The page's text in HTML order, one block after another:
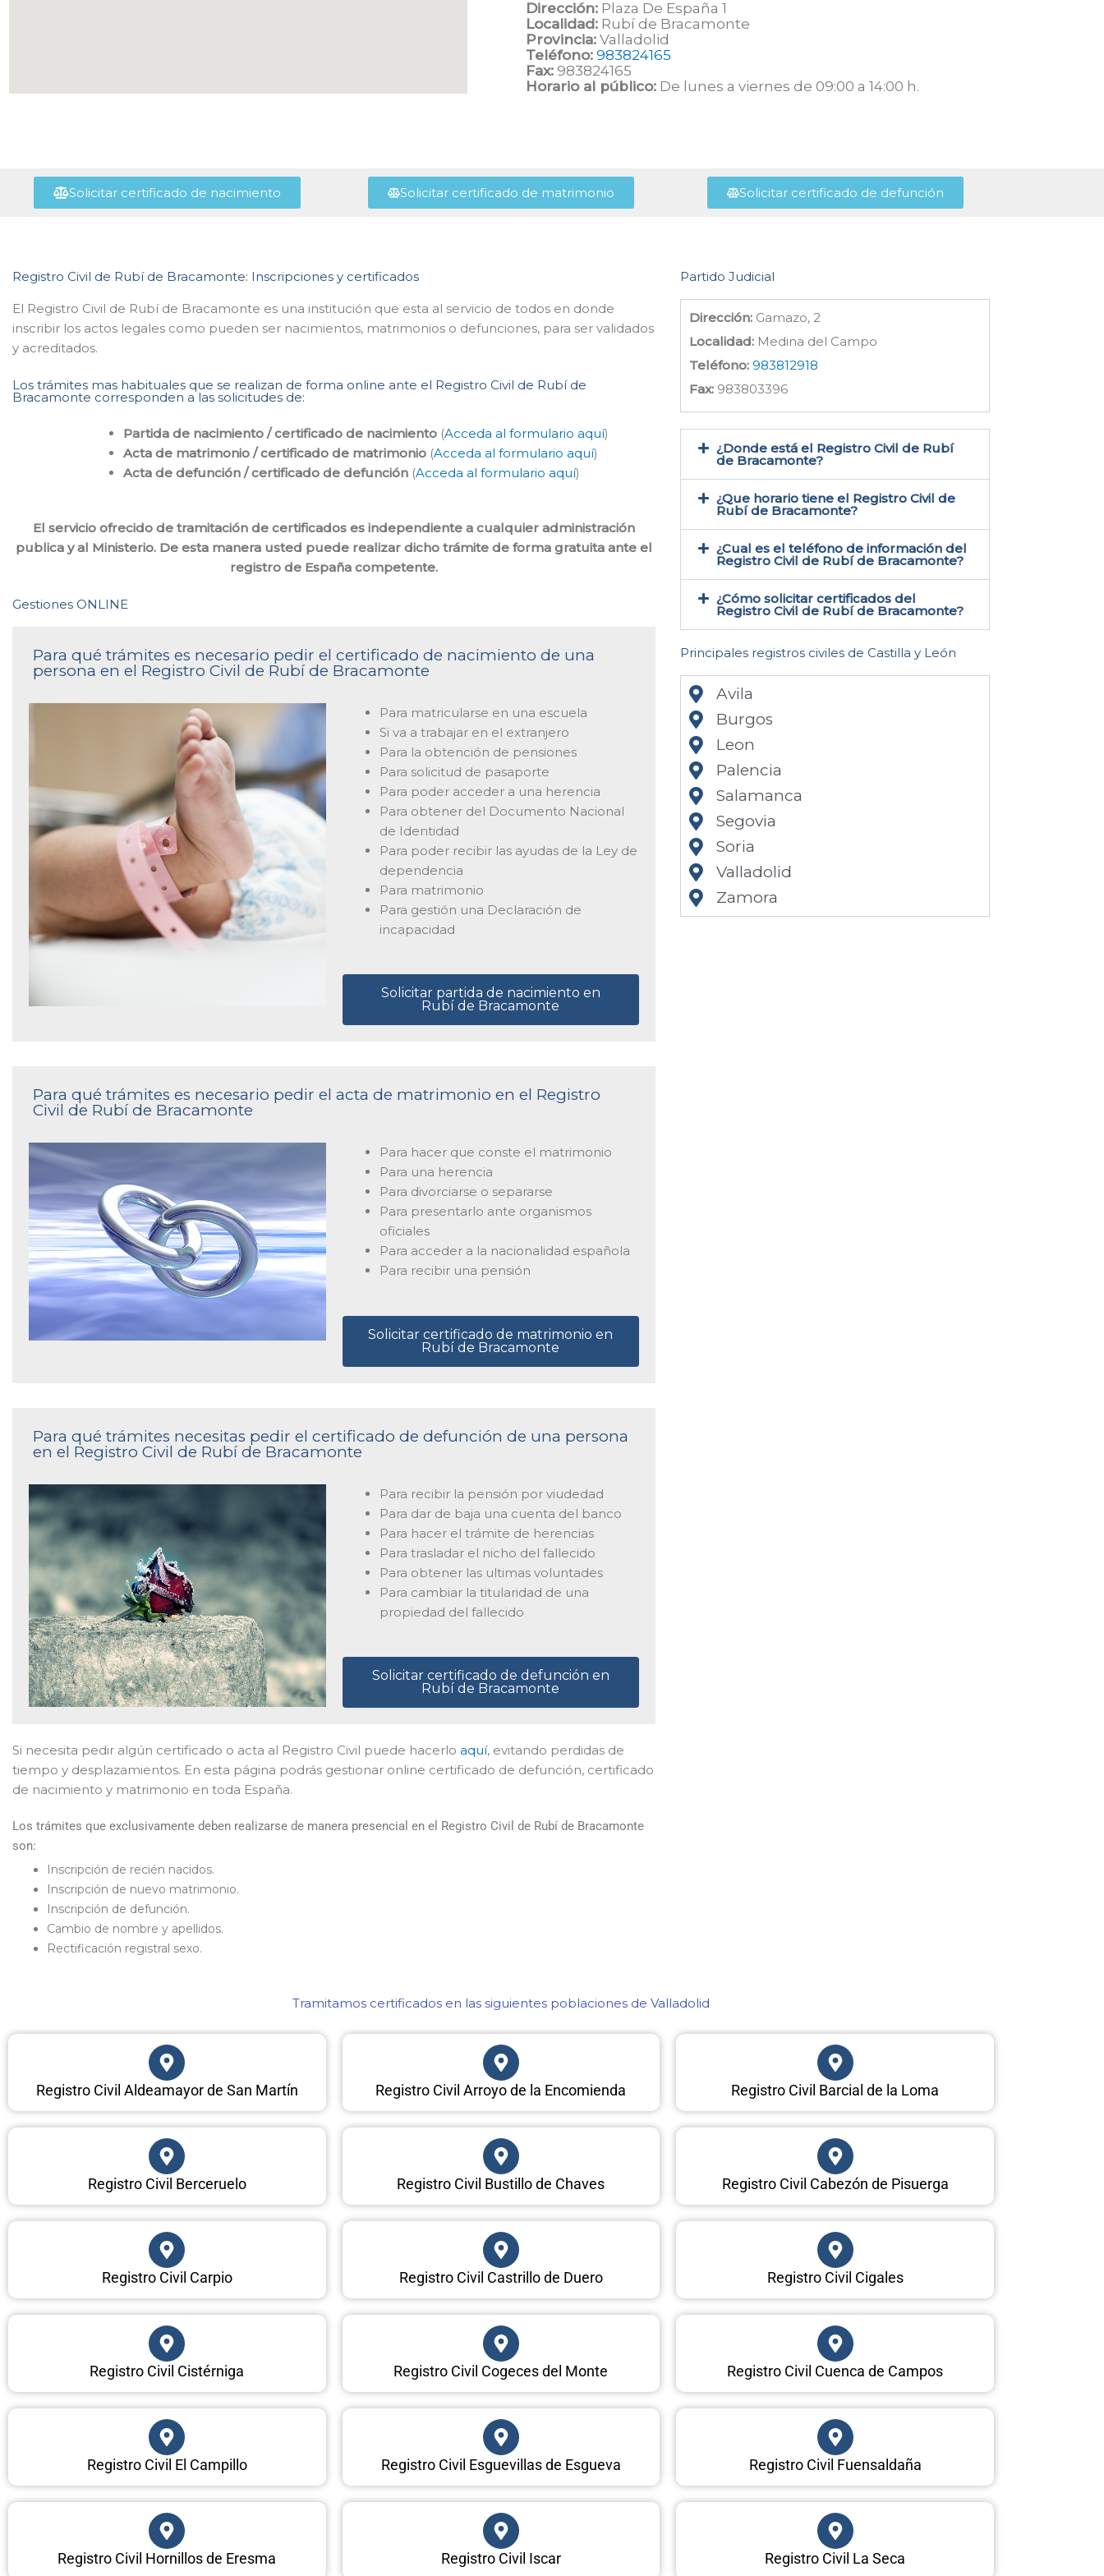
Dirección: Plaza De España 1
Localidad: Rubí de Bracamonte
Provincia: Valladolid
Teléfono: 983824165
Fax: 983824165
Horario al público: De lunes a viernes de 09:00 a 14:00 h.
Solicitar certificado de nacimiento Solicitar certificado de matrimonio Solicitar certificado de defunción
Registro Civil de Rubí de Bracamonte: Inscripciones y certificados
El Registro Civil de Rubí de Bracamonte es una institución que esta al servicio de todos en donde
inscribir los actos legales como pueden ser nacimientos, matrimonios o defunciones, para ser validados
y acreditados.
Los trámites mas habituales que se realizan de forma online ante el Registro Civil de Rubí de
Bracamonte corresponden a las solicitudes de:
Partida de nacimiento / certificado de nacimiento (Acceda al formulario aquí)
Acta de matrimonio / certificado de matrimonio (Acceda al formulario aquí)
Acta de defunción / certificado de defunción (Acceda al formulario aquí)
El servicio ofrecido de tramitación de certificados es independiente a cualquier administración
publica y al Ministerio. De esta manera usted puede realizar dicho trámite de forma gratuita ante el
registro de España competente.
Gestiones ONLINE
Para qué trámites es necesario pedir el certificado de nacimiento de una
persona en el Registro Civil de Rubí de Bracamonte
Para matricularse en una escuela
Si va a trabajar en el extranjero
Para la obtención de pensiones
Para solicitud de pasaporte
Para poder acceder a una herencia
Para obtener del Documento Nacional
de Identidad
Para poder recibir las ayudas de la Ley de
dependencia
Para matrimonio
Para gestión una Declaración de
incapacidad
Solicitar partida de nacimiento en
Rubí de Bracamonte
Para qué trámites es necesario pedir el acta de matrimonio en el Registro
Civil de Rubí de Bracamonte
Para hacer que conste el matrimonio
Para una herencia
Para divorciarse o separarse
Para presentarlo ante organismos
oficiales
Para acceder a la nacionalidad española
Para recibir una pensión
Solicitar certificado de matrimonio en
Rubí de Bracamonte
Para qué trámites necesitas pedir el certificado de defunción de una persona
en el Registro Civil de Rubí de Bracamonte
Para recibir la pensión por viudedad
Para dar de baja una cuenta del banco
Para hacer el trámite de herencias
Para trasladar el nicho del fallecido
Para obtener las ultimas voluntades
Para cambiar la titularidad de una
propiedad del fallecido
Solicitar certificado de defunción en
Rubí de Bracamonte
Si necesita pedir algún certificado o acta al Registro Civil puede hacerlo aquí, evitando perdidas de
tiempo y desplazamientos. En esta página podrás gestionar online certificado de defunción, certificado
de nacimiento y matrimonio en toda España.
Los trámites que exclusivamente deben realizarse de manera presencial en el Registro Civil de Rubí de Bracamonte
son:
Inscripción de recién nacidos.
Inscripción de nuevo matrimonio.
Inscripción de defunción.
Cambio de nombre y apellidos.
Rectificación registral sexo.
Partido Judicial
Dirección: Gamazo, 2
Localidad: Medina del Campo
Teléfono: 983812918
Fax: 983803396
¿Donde está el Registro Civil de Rubí
de Bracamonte​?
¿Que horario tiene el Registro Civil de
Rubí de Bracamonte?
¿Cual es el teléfono de información del
Registro Civil de Rubí de Bracamonte​?
¿Cómo solicitar certificados del
Registro Civil de Rubí de Bracamonte​?
Principales registros civiles de Castilla y León
Avila
Burgos
Leon
Palencia
Salamanca
Segovia
Soria
Valladolid
Zamora
Tramitamos certificados en las siguientes poblaciones de Valladolid​
Registro Civil Aldeamayor de San Martín Registro Civil Arroyo de la Encomienda Registro Civil Barcial de la Loma
Registro Civil Berceruelo Registro Civil Bustillo de Chaves Registro Civil Cabezón de Pisuerga
Registro Civil Carpio Registro Civil Castrillo de Duero Registro Civil Cigales
Registro Civil Cistérniga Registro Civil Cogeces del Monte Registro Civil Cuenca de Campos
Registro Civil El Campillo Registro Civil Esguevillas de Esgueva Registro Civil Fuensaldaña
Registro Civil Hornillos de Eresma Registro Civil Iscar Registro Civil La Seca